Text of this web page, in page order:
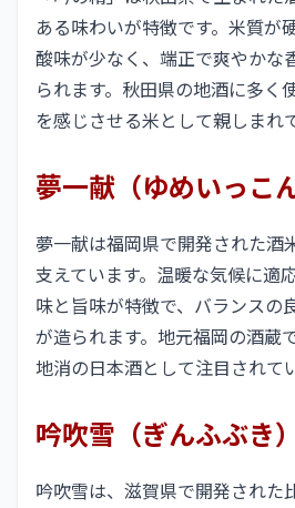
ある味わいが特徴です。米質が
酸味が少なく、端正で爽やかな
られます。秋田県の地酒に多く
を感じさせる米として親しまれ
夢一献（ゆめいっこん
夢一献は福岡県で開発された酒
支えています。温暖な気候に適
味と旨味が特徴で、バランスの
が造られます。地元福岡の酒蔵
地消の日本酒として注目されて
吟吹雪（ぎんふぶき）
吟吹雪は、滋賀県で開発された